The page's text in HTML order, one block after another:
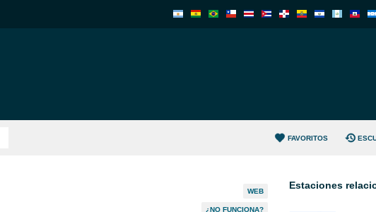
FAVORITOS
WEB
¿NO FUNCIONA?
Estaciones